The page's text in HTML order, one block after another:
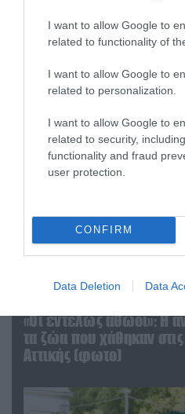
I want to allow Google to
related to functionality of
I want to allow Google to
related to personalization.
I want to allow Google to
related to security,
functionality and fraud
user protection.
CONFIRM
Data Deletion Data
06.08.2026 | 14:02
«Επιχείρηση ελεύθερα
αντικείμενα από
«Οι εντελώς αθώοι»: Η
τα ζώα που χάθηκαν
Αττικής (φωτο)